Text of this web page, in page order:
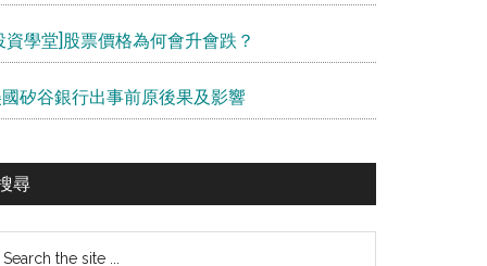
資學堂]股票價格為何會升會跌？
矽谷銀行出事前原後果及影響
尋